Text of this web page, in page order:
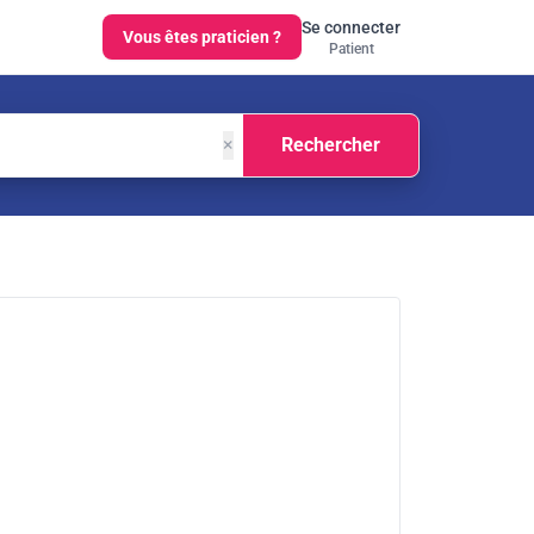
Vous êtes praticien ? Se connecter
Patient
× Rechercher